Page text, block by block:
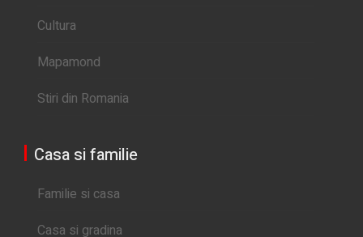
Cultura
Mapamond
Stiri din Romania
Casa si familie
Familie si casa
Casa si gradina